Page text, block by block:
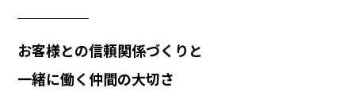
お客様との信頼関係づくりと
一緒に働く仲間の大切さ